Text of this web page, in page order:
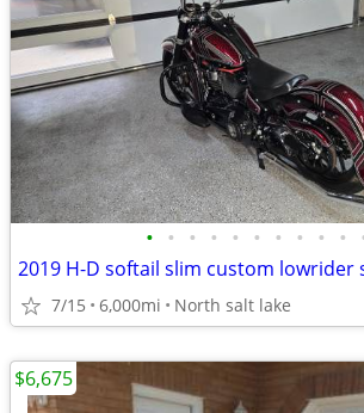
• • • • • • • • • •
2019 H-D softail slim custom lowrider
7/15 6,000mi North salt lake
$6,675